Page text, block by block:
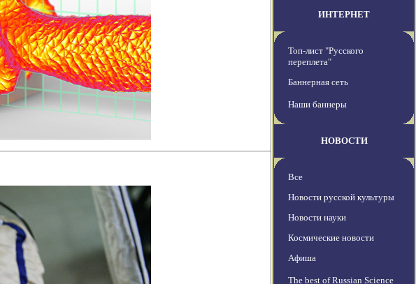
ИНТЕРНЕТ
Топ-лист "Русского
переплета"
Баннерная сеть
Наши баннеры
НОВОСТИ
Все
Новости русской культуры
Новости науки
Космические новости
Афиша
The best of Russian Science